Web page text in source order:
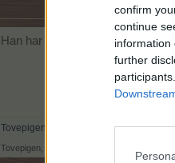
confirm
continue
information
further
Han har den gren så kær, hvor
Tovepigen ID 31726745
Tovepigen